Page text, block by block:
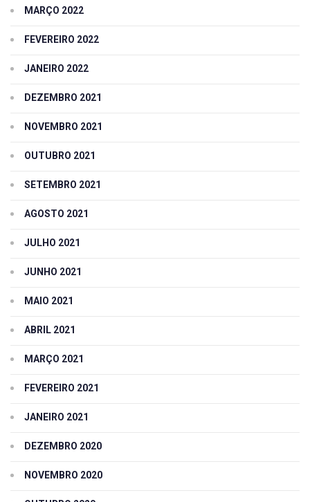
MARÇO 2022
FEVEREIRO 2022
JANEIRO 2022
DEZEMBRO 2021
NOVEMBRO 2021
OUTUBRO 2021
SETEMBRO 2021
AGOSTO 2021
JULHO 2021
JUNHO 2021
MAIO 2021
ABRIL 2021
MARÇO 2021
FEVEREIRO 2021
JANEIRO 2021
DEZEMBRO 2020
NOVEMBRO 2020